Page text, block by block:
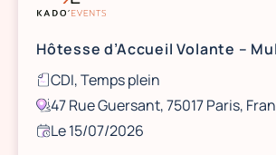
Hôtesse d’Accueil Volante –
CDI, Temps plein
47 Rue Guersant, 75017 Paris,
Le 15/07/2026